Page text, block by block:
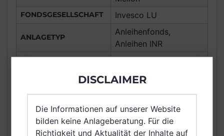
FONDSGESELLSCHAFT Invesco LU
ANLAGETYP
Anleihenfonds,
Anleihen INR
ANLAGEREGION Indien
ausschüttend
WÄHRUNG SGD
VERTRIEBSZULASSUNG
Guernsey,
Deutschland,
DISCLAIMER
Die Informationen auf unserer Website
bilden keine Anlageberatung. Für die
Richtigkeit und Aktualität der Inhalte auf